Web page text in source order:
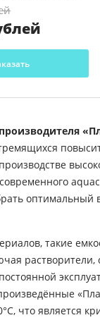
такие
растворители,
что является